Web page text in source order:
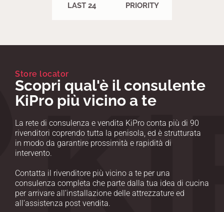
LAST 24 PRIORITY
Store locator
Scopri qual'è il consulente
KiPro più vicino a te
La rete di consulenza e vendita KiPro conta più di 90
rivenditori coprendo tutta la penisola, ed è strutturata
in modo da garantire prossimità e rapidità di
intervento.
Contatta il rivenditore più vicino a te per una
consulenza completa che parte dalla tua idea di cucina
per arrivare all’installazione delle attrezzature ed
all’assistenza post vendita.